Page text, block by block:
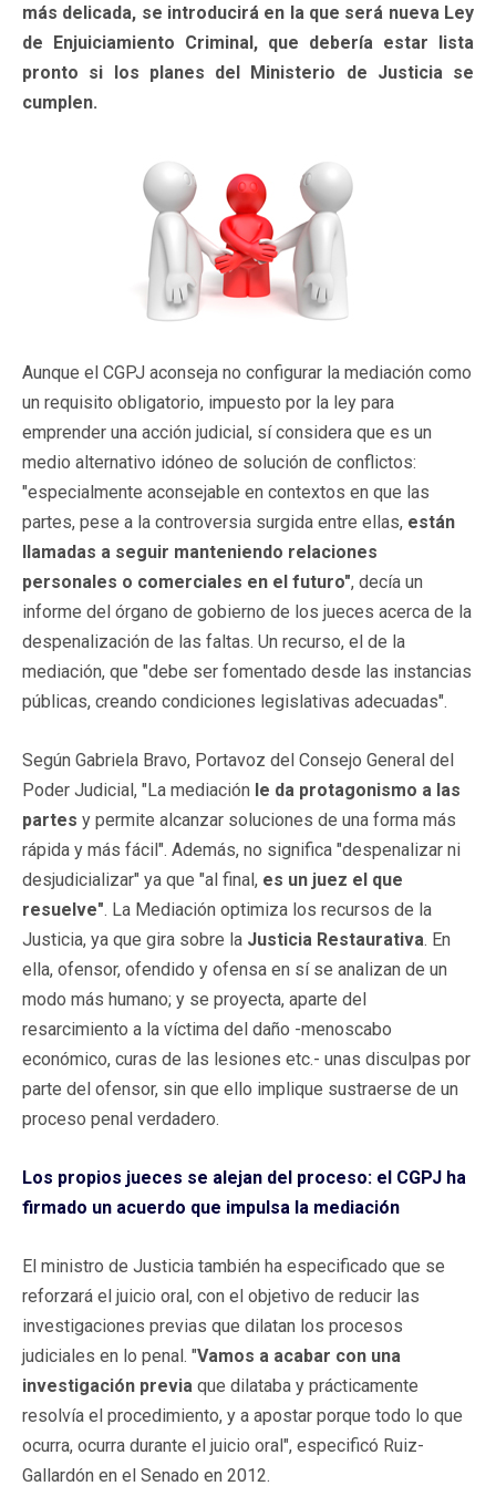
más delicada, se introducirá en la que será nueva Ley
de Enjuiciamiento Criminal, que debería estar lista
pronto si los planes del Ministerio de Justicia se
cumplen.
Aunque el CGPJ aconseja no configurar la mediación como
un requisito obligatorio, impuesto por la ley para
emprender una acción judicial, sí considera que es un
medio alternativo idóneo de solución de conflictos:
"especialmente aconsejable en contextos en que las
partes, pese a la controversia surgida entre ellas, están
llamadas a seguir manteniendo relaciones
personales o comerciales en el futuro", decía un
informe del órgano de gobierno de los jueces acerca de la
despenalización de las faltas. Un recurso, el de la
mediación, que "debe ser fomentado desde las instancias
públicas, creando condiciones legislativas adecuadas".
Según Gabriela Bravo, Portavoz del Consejo General del
Poder Judicial, "La mediación le da protagonismo a las
partes y permite alcanzar soluciones de una forma más
rápida y más fácil". Además, no significa "despenalizar ni
desjudicializar" ya que "al final, es un juez el que
resuelve". La Mediación optimiza los recursos de la
Justicia, ya que gira sobre la Justicia Restaurativa. En
ella, ofensor, ofendido y ofensa en sí se analizan de un
modo más humano; y se proyecta, aparte del
resarcimiento a la víctima del daño -menoscabo
económico, curas de las lesiones etc.- unas disculpas por
parte del ofensor, sin que ello implique sustraerse de un
proceso penal verdadero.
Los propios jueces se alejan del proceso: el CGPJ ha
firmado un acuerdo que impulsa la mediación
El ministro de Justicia también ha especificado que se
reforzará el juicio oral, con el objetivo de reducir las
investigaciones previas que dilatan los procesos
judiciales en lo penal. "Vamos a acabar con una
investigación previa que dilataba y prácticamente
resolvía el procedimiento, y a apostar porque todo lo que
ocurra, ocurra durante el juicio oral", especificó Ruiz-
Gallardón en el Senado en 2012.